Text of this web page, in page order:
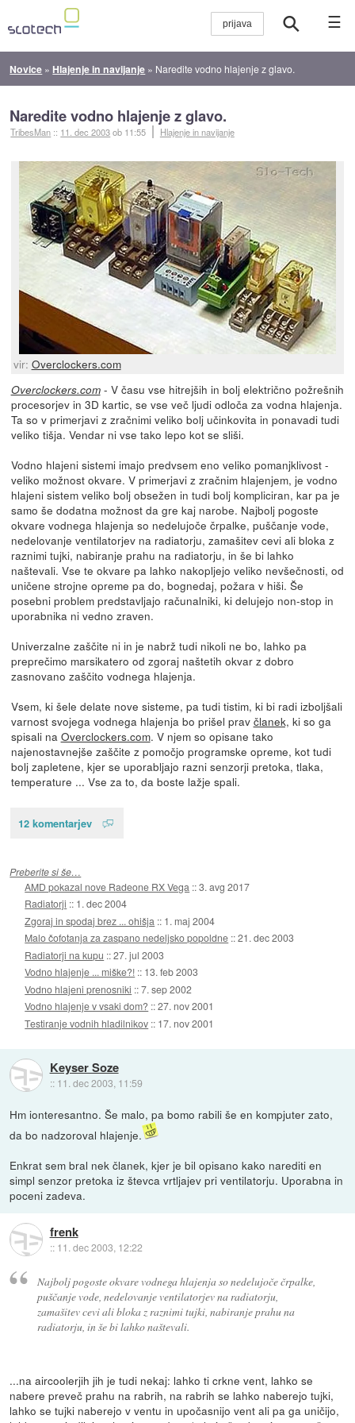
☰
Novice » Hlajenje in navijanje » Naredite vodno hlajenje z glavo.
Naredite vodno hlajenje z glavo.
TribesMan :: 11. dec 2003ob 11:55 Hlajenje in navijanje
vir: Overclockers.com
Overclockers.com- V času vse hitrejših in bolj električno požrešnih
procesorjev in 3D kartic, se vse več ljudi odloča za vodna hlajenja.
Ta so v primerjavi z zračnimi veliko bolj učinkovita in ponavadi tudi
veliko tišja. Vendar ni vse tako lepo kot se sliši.
Vodno hlajeni sistemi imajo predvsem eno veliko pomanjklivost -
veliko možnost okvare. V primerjavi z zračnim hlajenjem, je vodno
hlajeni sistem veliko bolj obsežen in tudi bolj kompliciran, kar pa je
samo še dodatna možnost da gre kaj narobe. Najbolj pogoste
okvare vodnega hlajenja so nedelujoče črpalke, puščanje vode,
nedelovanje ventilatorjev na radiatorju, zamašitev cevi ali bloka z
raznimi tujki, nabiranje prahu na radiatorju, in še bi lahko
naštevali. Vse te okvare pa lahko nakopljejo veliko nevšečnosti, od
uničene strojne opreme pa do, bognedaj, požara v hiši. Še
posebni problem predstavljajo računalniki, ki delujejo non-stop in
uporabnika ni vedno zraven.
Univerzalne zaščite ni in je nabrž tudi nikoli ne bo, lahko pa
preprečimo marsikatero od zgoraj naštetih okvar z dobro
zasnovano zaščito vodnega hlajenja.
Vsem, ki šele delate nove sisteme, pa tudi tistim, ki bi radi izboljšali
varnost svojega vodnega hlajenja bo prišel prav članek, ki so ga
spisali na Overclockers.com. V njem so opisane tako
najenostavnejše zaščite z pomočjo programske opreme, kot tudi
bolj zapletene, kjer se uporabljajo razni senzorji pretoka, tlaka,
temperature ... Vse za to, da boste lažje spali.
12 komentarjev
Preberite si še…
AMD pokazal nove Radeone RX Vega ::3. avg 2017
Radiatorji :: 1. dec 2004
Zgoraj in spodaj brez ... ohišja :: 1. maj 2004
Malo čofotanja za zaspano nedeljsko popoldne ::21. dec 2003
Radiatorji na kupu ::27. jul 2003
Vodno hlajenje ... miške?! :: 13. feb 2003
Vodno hlajeni prenosniki ::7. sep 2002
Vodno hlajenje v vsaki dom? ::27. nov 2001
Testiranje vodnih hladilnikov :: 17. nov 2001
Keyser Soze
:: 11. dec 2003, 11:59
Hm ionteresantno. Še malo, pa bomo rabili še en kompjuter zato,
da bo nadzoroval hlajenje.
Enkrat sem bral nek članek, kjer je bil opisano kako narediti en
simpl senzor pretoka iz števca vrtljajev pri ventilatorju. Uporabna in
poceni zadeva.
frenk
:: 11. dec 2003, 12:22
Najbolj pogoste okvare vodnega hlajenja so nedelujoče črpalke,
puščanje vode, nedelovanje ventilatorjev na radiatorju,
zamašitev cevi ali bloka z raznimi tujki, nabiranje prahu na
radiatorju, in še bi lahko naštevali.
...na aircoolerjih jih je tudi nekaj: lahko ti crkne vent, lahko se
nabere preveč prahu na rabrih, na rabrih se lahko naberejo tujki,
lahko se tujki naberejo v ventu in upočasnijo vent ali pa ga uničijo,